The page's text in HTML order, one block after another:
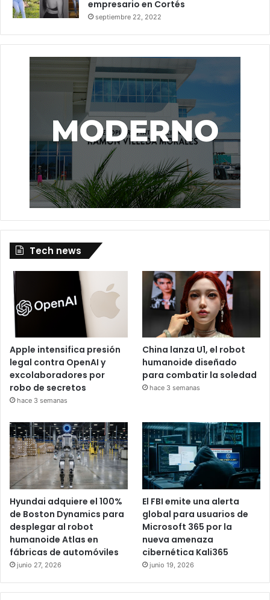
empresario en Cortés
septiembre 22, 2022
Tech news
Apple intensifica presión
legal contra OpenAI y
excolaboradores por
robo de secretos
hace 3 semanas
China lanza U1, el robot
humanoide diseñado
para combatir la soledad
hace 3 semanas
Hyundai adquiere el 100%
de Boston Dynamics para
desplegar al robot
humanoide Atlas en
fábricas de automóviles
junio 27, 2026
El FBI emite una alerta
global para usuarios de
Microsoft 365 por la
nueva amenaza
cibernética Kali365
junio 19, 2026